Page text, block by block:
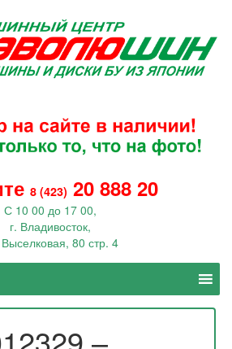
8 (423) 20 888 20
С 10 00 до 17 00,
г. Владивосток,
80 стр. 4